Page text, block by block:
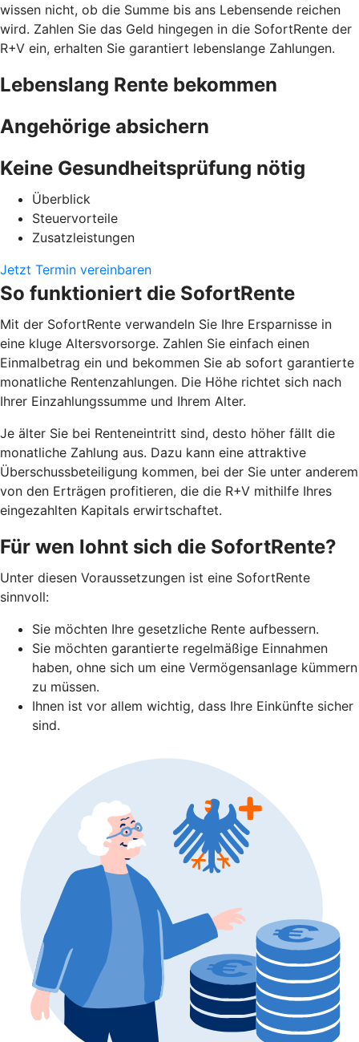
wissen nicht, ob die Summe bis ans Lebensende reichen
wird. Zahlen Sie das Geld hingegen in die SofortRente der
R+V ein, erhalten Sie garantiert lebenslange Zahlungen.
Lebenslang Rente bekommen
Angehörige absichern
Keine Gesundheitsprüfung nötig
Überblick
Steuervorteile
Zusatzleistungen
Jetzt Termin vereinbaren
So funktioniert die SofortRente
Mit der SofortRente verwandeln Sie Ihre Ersparnisse in
eine kluge Altersvorsorge. Zahlen Sie einfach einen
Einmalbetrag ein und bekommen Sie ab sofort garantierte
monatliche Rentenzahlungen. Die Höhe richtet sich nach
Ihrer Einzahlungssumme und Ihrem Alter.
Je älter Sie bei Renteneintritt sind, desto höher fällt die
monatliche Zahlung aus. Dazu kann eine attraktive
Überschussbeteiligung kommen, bei der Sie unter anderem
von den Erträgen profitieren, die die R+V mithilfe Ihres
eingezahlten Kapitals erwirtschaftet.
Für wen lohnt sich die SofortRente?
Unter diesen Voraussetzungen ist eine SofortRente
sinnvoll:
Sie möchten Ihre gesetzliche Rente aufbessern.
Sie möchten garantierte regelmäßige Einnahmen
haben, ohne sich um eine Vermögensanlage kümmern
zu müssen.
Ihnen ist vor allem wichtig, dass Ihre Einkünfte sicher
sind.